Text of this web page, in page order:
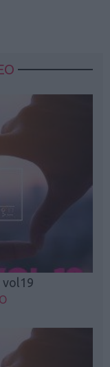
vol19